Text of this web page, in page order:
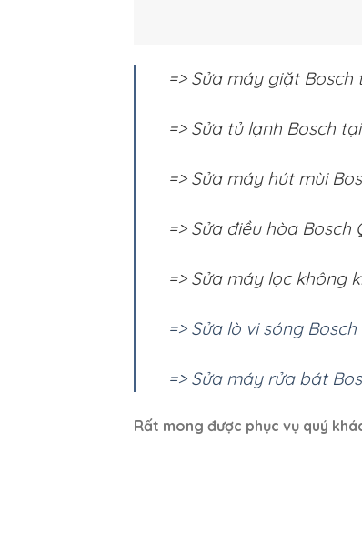
=> Sửa máy giặt Bosch
=> Sửa tủ lạnh Bosch
=> Sửa máy hút mùi
=> Sửa điều hòa Bosch
=> Sửa máy lọc không
=> Sửa lò vi sóng
=> Sửa máy rửa bát
Rất mong được phục vụ quý